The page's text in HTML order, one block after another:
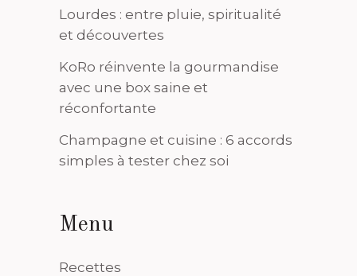
Lourdes : entre pluie, spiritualité
et découvertes
KoRo réinvente la gourmandise
avec une box saine et
réconfortante
Champagne et cuisine : 6 accords
simples à tester chez soi
Menu
Recettes